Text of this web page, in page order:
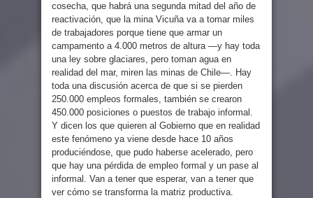
cosecha, que habrá una segunda mitad del año de
reactivación, que la mina Vicuña va a tomar miles
de trabajadores porque tiene que armar un
campamento a 4.000 metros de altura —y hay toda
una ley sobre glaciares, pero toman agua en
realidad del mar, miren las minas de Chile—. Hay
toda una discusión acerca de que si se pierden
250.000 empleos formales, también se crearon
450.000 posiciones o puestos de trabajo informal.
Y dicen los que quieren al Gobierno que en realidad
este fenómeno ya viene desde hace 10 años
produciéndose, que pudo haberse acelerado, pero
que hay una pérdida de empleo formal y un pase al
informal. Van a tener que esperar, van a tener que
ver cómo se transforma la matriz productiva.